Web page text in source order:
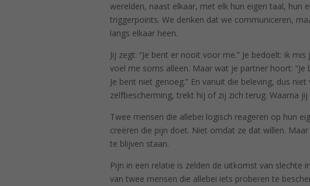
werelden, naast elkaar, met elk hun eigen taal, hun
triggerpoints. We denken dat we communiceren,
langs elkaar heen.
Jij zegt: “Je bent er nooit voor me.” Je bedoelt: ik
voel me soms alleen. Maar wat je partner hoort:
Je bent niet genoeg.” En vanuit die beleving, dus
zelfbescherming, trekt hij of zij zich terug. Waarna
Twee mensen die allebei logisch reageren op hun
creëren die pijn doet. Niet omdat ze dat willen.
te blijven staan.
Pijn in een relatie is zelden de uitkomst van slechte
van twee mensen die allebei iets proberen te